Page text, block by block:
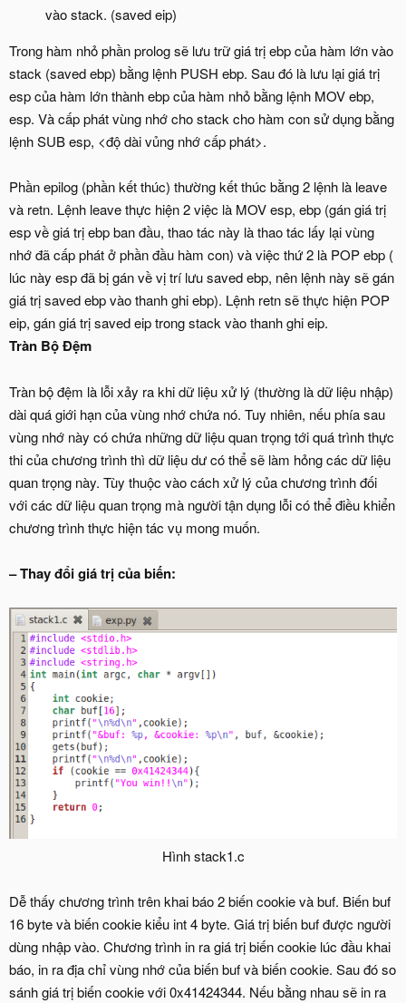
vào stack. (saved eip)
Trong hàm nhỏ phần prolog sẽ lưu trữ giá trị ebp của hàm lớn vào
stack (saved ebp) bằng lệnh PUSH ebp. Sau đó là lưu lại giá trị
esp của hàm lớn thành ebp của hàm nhỏ bằng lệnh MOV ebp,
esp. Và cấp phát vùng nhớ cho stack cho hàm con sử dụng bằng
lệnh SUB esp, <độ dài vủng nhớ cấp phát>.
Phần epilog (phần kết thúc) thường kết thúc bằng 2 lệnh là leave
và retn. Lệnh leave thực hiện 2 việc là MOV esp, ebp (gán giá trị
esp về giá trị ebp ban đầu, thao tác này là thao tác lấy lại vùng
nhớ đã cấp phát ở phần đầu hàm con) và việc thứ 2 là POP ebp (
lúc này esp đã bị gán về vị trí lưu saved ebp, nên lệnh này sẽ gán
giá trị saved ebp vào thanh ghi ebp). Lệnh retn sẽ thực hiện POP
eip, gán giá trị saved eip trong stack vào thanh ghi eip.
Tràn Bộ Đệm
Tràn bộ đệm là lỗi xảy ra khi dữ liệu xử lý (thường là dữ liệu nhập)
dài quá giới hạn của vùng nhớ chứa nó. Tuy nhiên, nếu phía sau
vùng nhớ này có chứa những dữ liệu quan trọng tới quá trình thực
thi của chương trình thì dữ liệu dư có thể sẽ làm hỏng các dữ liệu
quan trọng này. Tùy thuộc vào cách xử lý của chương trình đối
với các dữ liệu quan trọng mà người tận dụng lỗi có thể điều khiển
chương trình thực hiện tác vụ mong muốn.
– Thay đổi giá trị của biến:
Hình stack1.c​
Dễ thấy chương trình trên khai báo 2 biến cookie và buf. Biến buf
16 byte và biến cookie kiểu int 4 byte. Giá trị biến buf được người
dùng nhập vào. Chương trình in ra giá trị biến cookie lúc đầu khai
báo, in ra địa chỉ vùng nhớ của biến buf và biến cookie. Sau đó so
sánh giá trị biến cookie với 0x41424344. Nếu bằng nhau sẽ in ra